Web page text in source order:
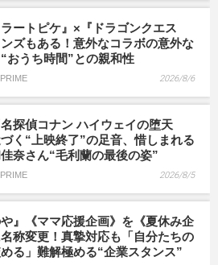
ラートピケ』×『ドラゴンクエス
ンズもある！意外なコラボの意外な
おうち時間”との親和性
2026/8/6
探偵コナン ハイウェイの堕天
く“上映終了”の足音、惜しまれる
奈さん“毛利蘭の最後の姿”
2026/8/5
や』《ママ応援企画》を《夏休み企
称変更！真摯対応も「自分たちの
る」難解極める“企業スタンス”